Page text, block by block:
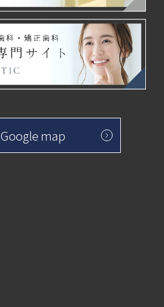
Google map